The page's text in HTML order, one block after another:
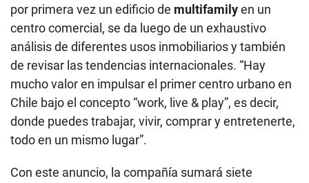
por primera vez un edificio de multifamilyen un
centro comercial, se da luego de un exhaustivo
análisis de diferentes usos inmobiliarios y también
de revisar las tendencias internacionales. “Hay
mucho valor en impulsar el primer centro urbano en
Chile bajo el concepto “work, live & play”, es decir,
donde puedes trabajar, vivir, comprar y entretenerte,
todo en un mismo lugar”.
Con este anuncio, la compañía sumará siete